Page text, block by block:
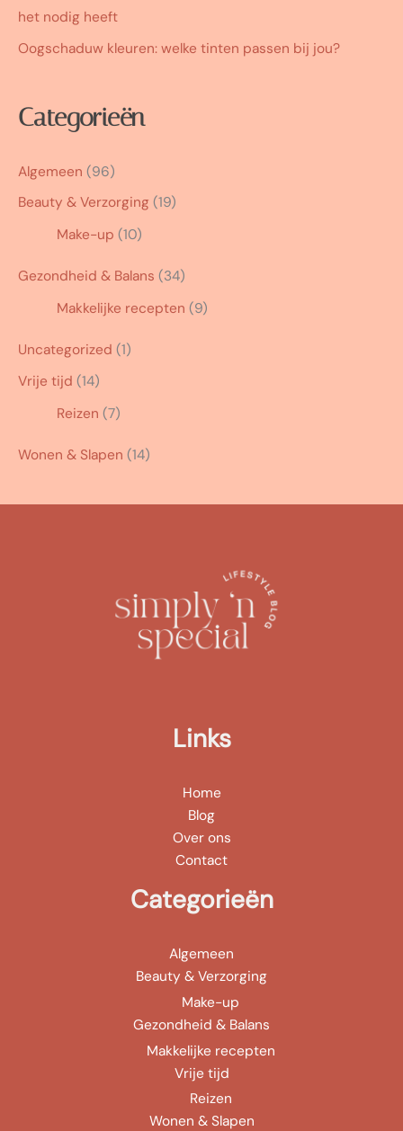
het nodig heeft
Oogschaduw kleuren: welke tinten passen bij jou?
Categorieën
Algemeen (96)
Beauty & Verzorging (19)
Make-up (10)
Gezondheid & Balans (34)
Makkelijke recepten (9)
Uncategorized (1)
Vrije tijd (14)
Reizen (7)
Wonen & Slapen (14)
Links
Home
Blog
Over ons
Contact
Categorieën
Algemeen
Beauty & Verzorging
Make-up
Gezondheid & Balans
Makkelijke recepten
Vrije tijd
Reizen
Wonen & Slapen